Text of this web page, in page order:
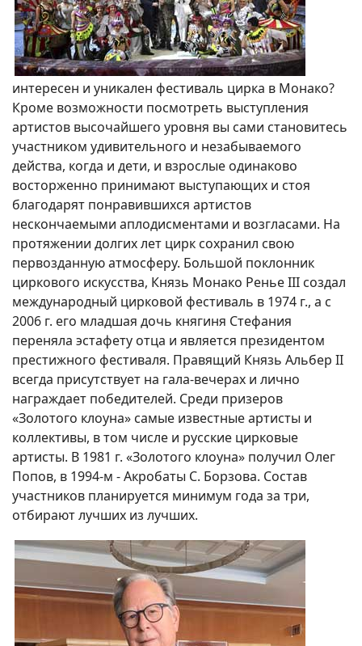
интересен и уникален фестиваль цирка в Монако?
Кроме возможности посмотреть выступления
артистов высочайшего уровня вы сами становитесь
участником удивительного и незабываемого
действа, когда и дети, и взрослые одинаково
восторженно принимают выступающих и стоя
благодарят понравившихся артистов
нескончаемыми аплодисментами и возгласами. На
протяжении долгих лет цирк сохранил свою
первозданную атмосферу. Большой поклонник
циркового искусства, Князь Монако Ренье III создал
международный цирковой фестиваль в 1974 г., а с
2006 г. его младшая дочь княгиня Стефания
переняла эстафету отца и является президентом
престижного фестиваля. Правящий Князь Альбер II
всегда присутствует на гала-вечерах и лично
награждает победителей. Среди призеров
«Золотого клоуна» самые известные артисты и
коллективы, в том числе и русские цирковые
артисты. В 1981 г. «Золотого клоуна» получил Олег
Попов, в 1994-м - Акробаты С. Борзова. Состав
участников планируется минимум года за три,
отбирают лучших из лучших.